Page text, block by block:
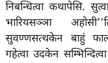
निबन्धित्वा कथापेसि.
भारियसञ्ञा
सुवण्णसत्थकेन बाहुं
गहेत्वा उदकेन